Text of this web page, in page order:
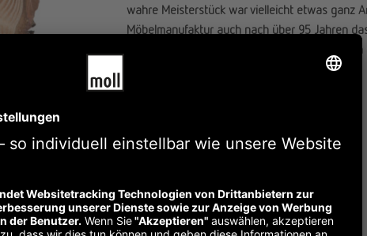
wahre Meisterstück war vielleicht etwas ganz
Möbelmanufaktur auch nach über 95 Jahren
hohe Stückzahl. Wer einmal an einem moll